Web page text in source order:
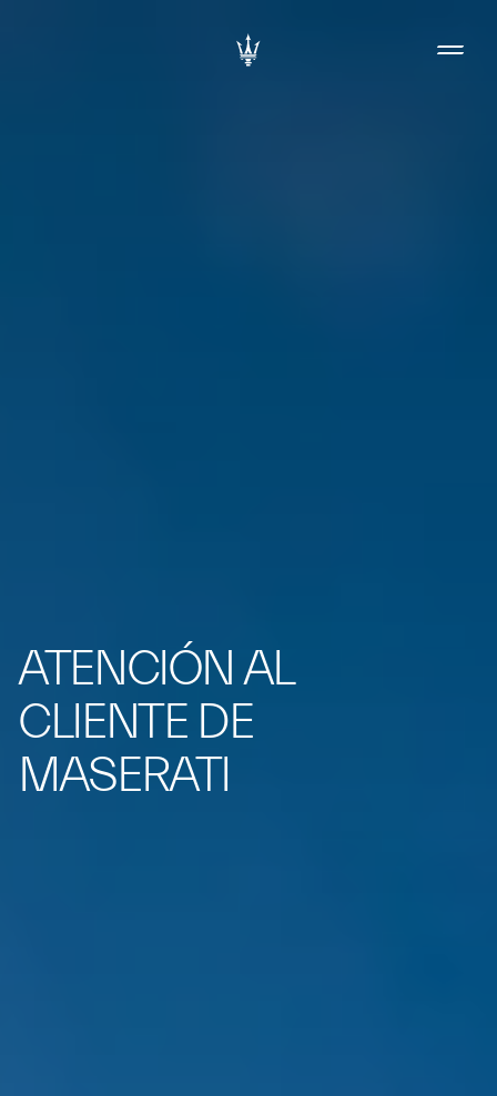
ATENCIÓN AL
CLIENTE DE
MASERATI